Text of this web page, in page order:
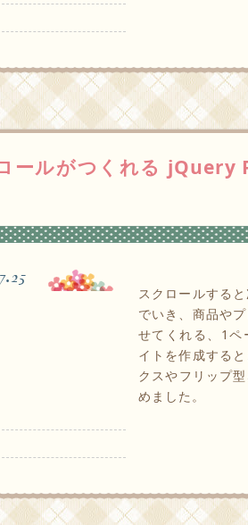
ールがつくれる jQuery
スクロールする
でいき、商品や
せてくれる、1ペ
イトを作成する
クスやフリップ
めました。